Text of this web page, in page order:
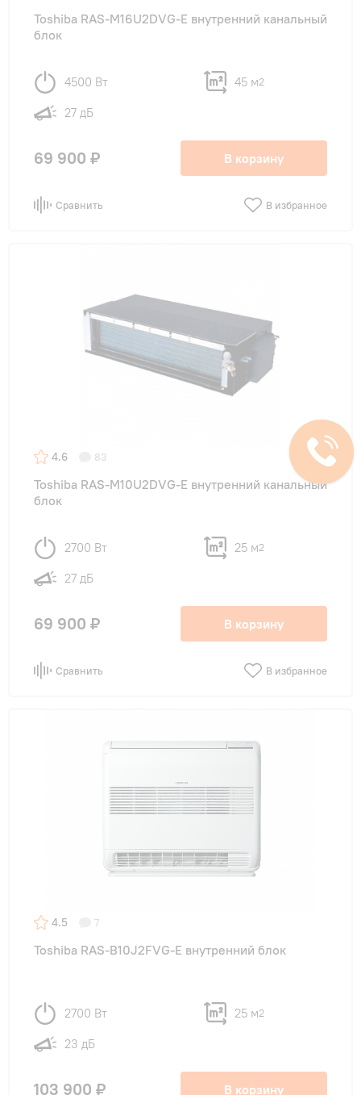
Toshiba RAS-M16U2DVG-E внутренний канальный
блок
4500 Вт 45 м2
27 дБ
69 900 ₽ В корзину
Сравнить В избранное
4.6 83
Toshiba RAS-M10U2DVG-E внутренний канальный
блок
2700 Вт 25 м2
27 дБ
69 900 ₽ В корзину
Сравнить В избранное
4.5 7
Toshiba RAS-B10J2FVG-E внутренний блок
2700 Вт 25 м2
23 дБ
103 900 ₽ В корзину